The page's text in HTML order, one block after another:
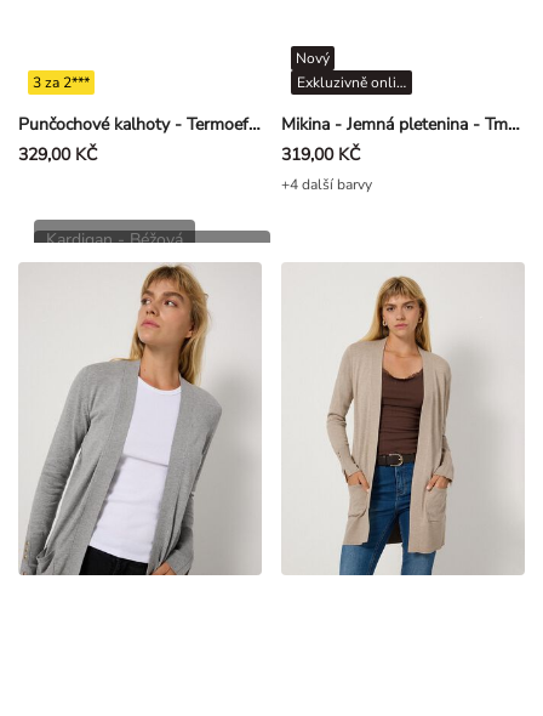
Punčochové kalhoty - Termoefekt
3 za 2***
329,00 KČ
Mikina - Jemná pletenina - Tmavě červená
Nový
Exkluzivně online
319,00 KČ
+4 další barvy
Kardigan - Béžová
449,00 Kč
399,00 Kč